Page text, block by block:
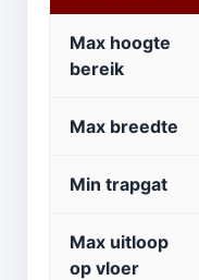
Max hoogte
bereik
Max breedte
Min trapgat
Max uitloop
op vloer